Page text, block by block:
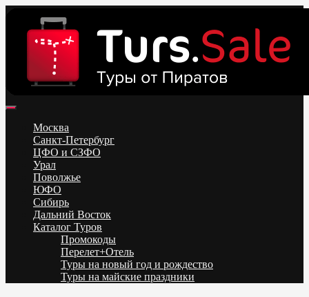
content
Низкие цены на путевки 3-7-10 ночей все включено, отдых на
море. Распродажа экскурсионных и горнолыжных туров.
Обновление каждый день. Официальный сайт Тур Сейл
Москва
Санкт-Петербург
ЦФО и СЗФО
Урал
Поволжье
ЮФО
Сибирь
Дальний Восток
Каталог Туров
Промокоды
Перелет+Отель
Туры на новый год и рождество
Туры на майские праздники